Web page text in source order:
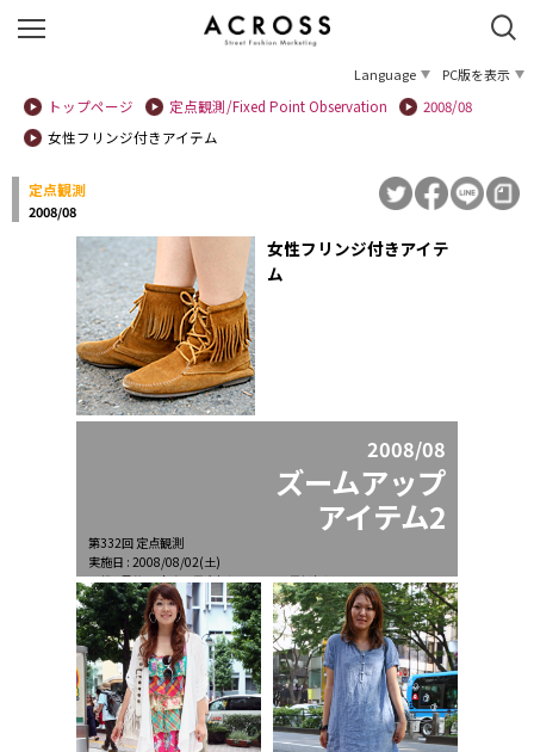
Language
PC版を表示
トップページ
定点観測/Fixed Point Observation
2008/08
女性フリンジ付きアイテム
定点観測
2008/08
女性フリンジ付きアイテ
ム
2008/08
ズームアップ
アイテム2
第332回 定点観測
実施日 : 2008/08/02(土)
天候 : 曇後一時晴、最高気温31.7℃、最低気温26.1℃